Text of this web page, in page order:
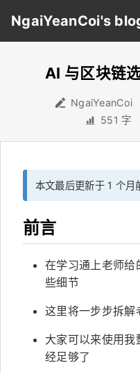
NgaiYeanCoi's
搜索
AI 与区块链
NgaiYeanCoi
551 字
本文最后更新于 1 个月
前言
在学习通上老师给
些细节
这里将一步步拆解
大家可以来使用
经足够了